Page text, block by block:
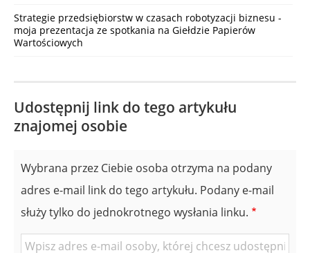
Strategie przedsiębiorstw w czasach robotyzacji biznesu -
moja prezentacja ze spotkania na Giełdzie Papierów
Wartościowych
Udostępnij link do tego artykułu
znajomej osobie
Wybrana przez Ciebie osoba otrzyma na podany
adres e-mail link do tego artykułu. Podany e-mail
służy tylko do jednokrotnego wysłania linku.
E-